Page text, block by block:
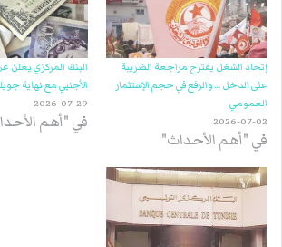
إتحاد الشغل يقترح مراجعة الضريبة
على الدخل … والرفع في حجم الإستثمار
العمومي
2026-07-02
في "أهم الأحداث"
البنك المركزي يعلن
الأجنبي مع نهاية
2026-07-29
في "أهم